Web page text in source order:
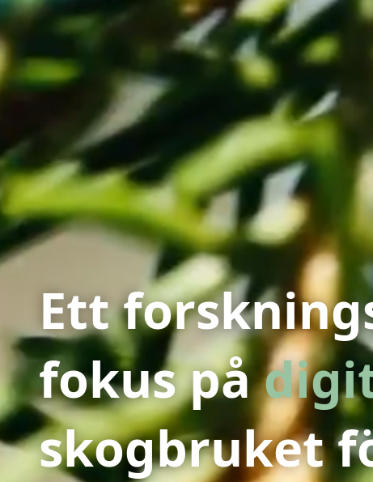
Ett
fokus på
skogbruket